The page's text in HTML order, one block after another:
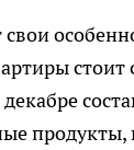
стоит